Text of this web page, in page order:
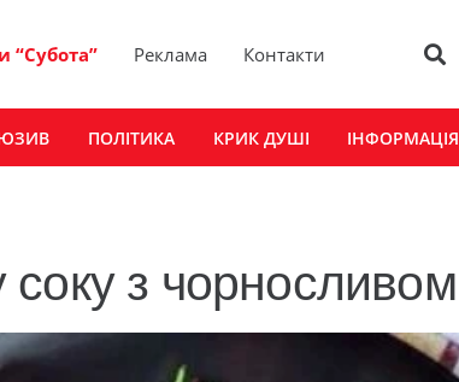
“Субота” Реклама Контакти
ПОЛІТИКА КРИК ДУШІ ІНФОРМАЦІЯ
з чорносливом